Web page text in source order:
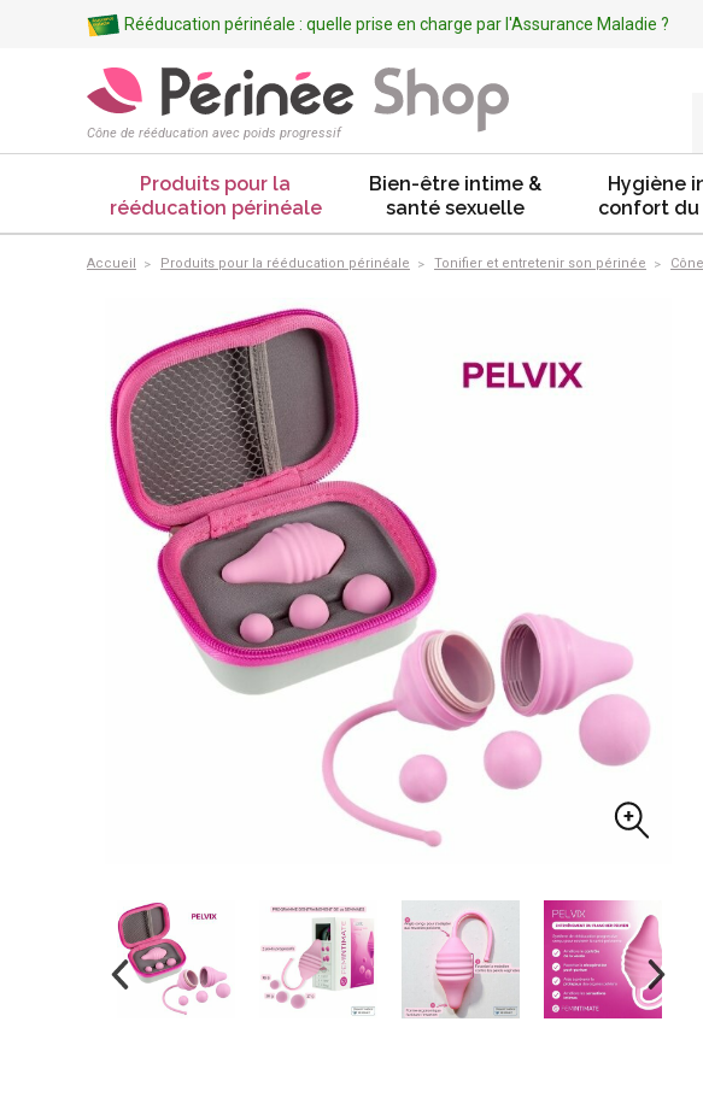
Rééducation périnéale : quelle prise en charge par l'Assurance Maladie ?
Cône de rééducation avec poids progressif
Produits pour la
rééducation périnéale
Bien-être intime &
santé sexuelle
Hygiène
confort du
Accueil Produits pour la rééducation périnéale Tonifier et entretenir son périnée